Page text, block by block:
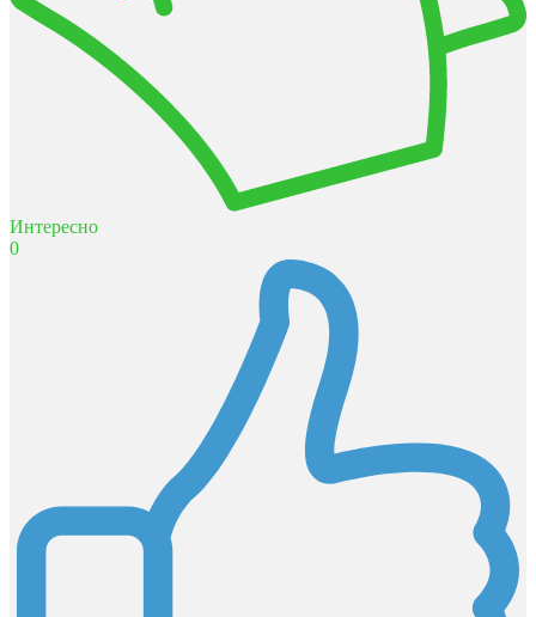
Интересно
0